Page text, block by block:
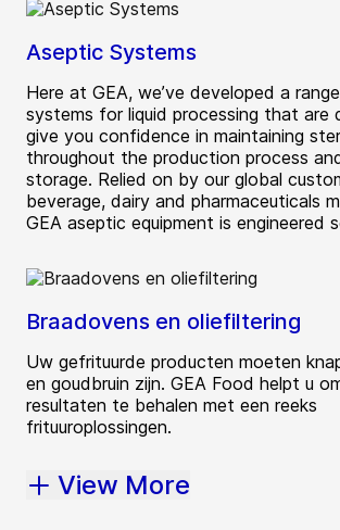
Aseptic Systems
Here at GEA, we’ve developed a
systems for liquid processing that are
give you confidence in maintaining
throughout the production process
storage. Relied on by our global
beverage, dairy and pharmaceuticals
GEA aseptic equipment is engineered
Braadovens en oliefiltering
Uw gefrituurde producten moeten
en goudbruin zijn. GEA Food helpt u
resultaten te behalen met een reeks
frituuroplossingen.
View More